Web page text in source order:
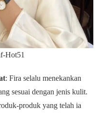
Hot51
: Fira selalu menekankan
sesuai dengan jenis kulit.
produk yang telah ia